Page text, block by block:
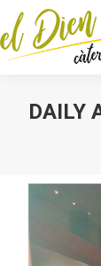
DAILY